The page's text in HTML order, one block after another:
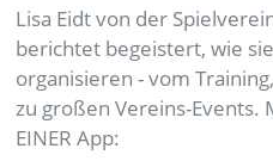
Lisa Eidt von der
berichtet begeistert, wie
organisieren - vom
zu großen Vereins-Events.
EINER App: